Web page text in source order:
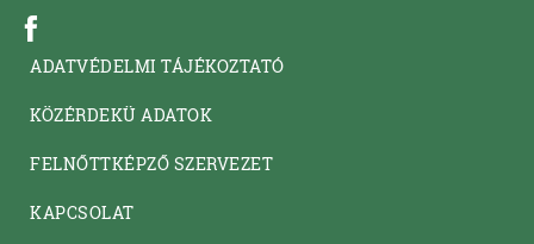
ADATVÉDELMI TÁJÉKOZTATÓ
KÖZÉRDEKÜ ADATOK
FELNŐTTKÉPZŐ SZERVEZET
KAPCSOLAT